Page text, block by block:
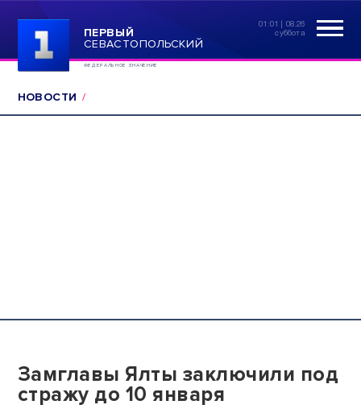
ПЕРВЫЙ
СЕВАСТОПОЛЬСКИЙ
ФЕДЕРАЛЬНОЕ ЗНАЧЕНИЕ
01:01 | 08.26
суббота
НОВОСТИ
Замглавы Ялты заключили под
стражу до 10 января